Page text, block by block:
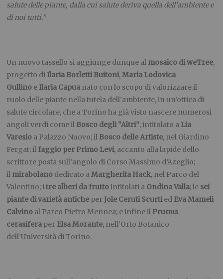
salute delle piante, dalla cui salute deriva quella dell’ambiente e
di noi tutti.”
Un nuovo tassello si aggiunge dunque al mosaico di weTree,
progetto di Ilaria Borletti Buitoni,Maria Lodovica
Gullino e Ilaria Capua nato con lo scopo di valorizzare il
ruolo delle piante nella tutela dell’ambiente, in un’ottica di
salute circolare, che a Torino ha già visto nascere numerosi
angoli verdi come il Bosco degli “Altri”,intitolato a Lia
Varesio a Palazzo Nuovo; il Bosco delle Artiste, nel Giardino
Fergat; il faggio per Primo Levi, accanto alla lapide dello
scrittore posta sull’angolo di Corso Massimo d’Azeglio;
il mirabolano dedicato aMargherita Hack, nel Parco del
Valentino; itre alberi da fruttointitolati a Ondina Valla; le sei
piante di varietà antiche per Jole Ceruti Scurtied Eva Mameli
Calvino al Parco Pietro Mennea; e infine il Prunus
cerasifera per Elsa Morante, nell’Orto Botanico
dell’Università di Torino.